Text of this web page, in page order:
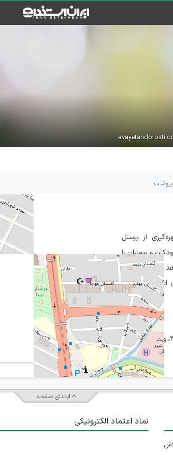
از پرسنل
و بیماران را
سیمای آرامش
اعتماد مشتریان
ابتدای صفحه
تلاش
نماد اعتماد الکترونیکی